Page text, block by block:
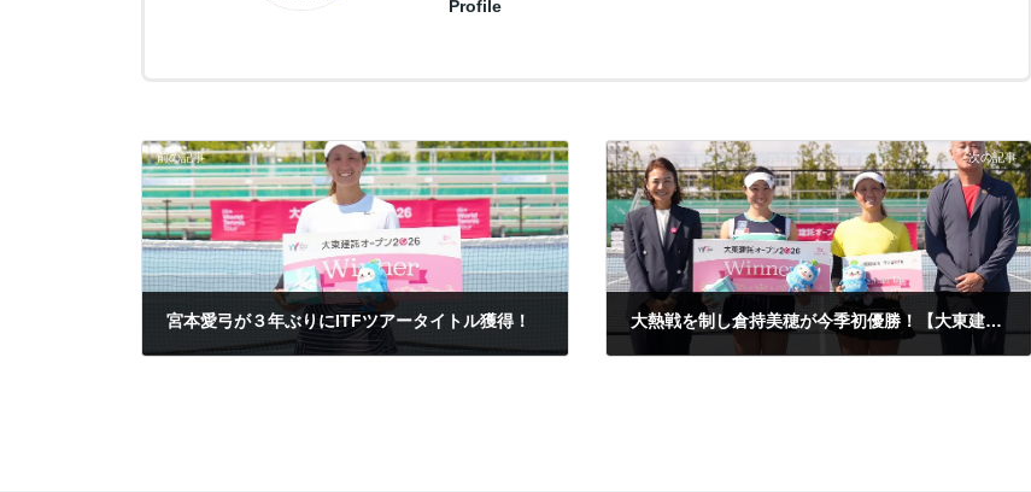
Profile
前の記事
宮本愛弓が３年ぶりにITFツアータイトル獲得！
次の記事
大熱戦を制し倉持美穂が今季初優勝！【大東建託オープン supported by Square Plus】